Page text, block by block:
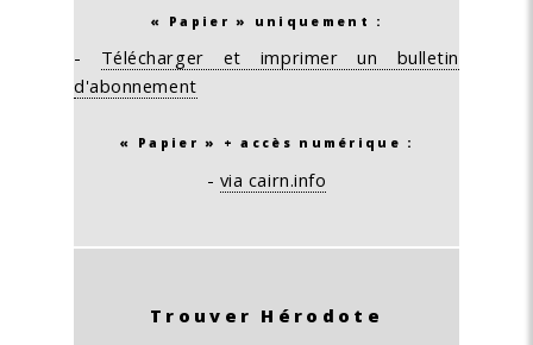
« Papier » uniquement :
- Télécharger et imprimer un bulletin
d'abonnement
« Papier » + accès numérique :
- via cairn.info
Trouver Hérodote